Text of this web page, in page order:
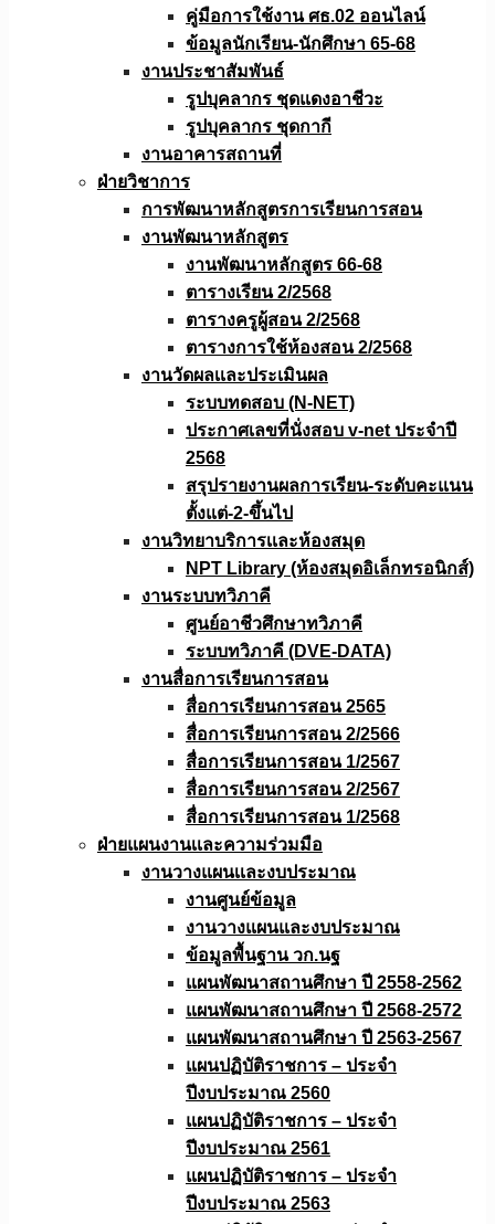
คู่มือการใช้งาน ศธ.02 ออนไลน์
ข้อมูลนักเรียน-นักศึกษา 65-68
งานประชาสัมพันธ์
รูปบุคลากร ชุดแดงอาชีวะ
รูปบุคลากร ชุดกากี
งานอาคารสถานที่
ฝ่ายวิชาการ
การพัฒนาหลักสูตรการเรียนการสอน
งานพัฒนาหลักสูตร
งานพัฒนาหลักสูตร 66-68
ตารางเรียน 2/2568
ตารางครูผู้สอน 2/2568
ตารางการใช้ห้องสอน 2/2568
งานวัดผลเเละประเมินผล
ระบบทดสอบ (N-NET)
ประกาศเลขที่นั่งสอบ v-net ประจำปี
2568
สรุปรายงานผลการเรียน-ระดับคะแนน
ตั้งแต่-2-ขึ้นไป
งานวิทยาบริการเเละห้องสมุด
NPT Library (ห้องสมุดอิเล็กทรอนิกส์)
งานระบบทวิภาคี
ศูนย์อาชีวศึกษาทวิภาคี
ระบบทวิภาคี (DVE-DATA)
งานสื่อการเรียนการสอน
สื่อการเรียนการสอน 2565
สื่อการเรียนการสอน 2/2566
สื่อการเรียนการสอน 1/2567
สื่อการเรียนการสอน 2/2567
สื่อการเรียนการสอน 1/2568
ฝ่ายแผนงานเเละความร่วมมือ
งานวางแผนเเละงบประมาณ
งานศูนย์ข้อมูล
งานวางแผนและงบประมาณ
ข้อมูลพื้นฐาน วก.นฐ
แผนพัฒนาสถานศึกษา ปี 2558-2562
แผนพัฒนาสถานศึกษา ปี 2568-2572
แผนพัฒนาสถานศึกษา ปี 2563-2567
แผนปฏิบัติราชการ – ประจำ
ปีงบประมาณ 2560
แผนปฏิบัติราชการ – ประจำ
ปีงบประมาณ 2561
แผนปฏิบัติราชการ – ประจำ
ปีงบประมาณ 2563